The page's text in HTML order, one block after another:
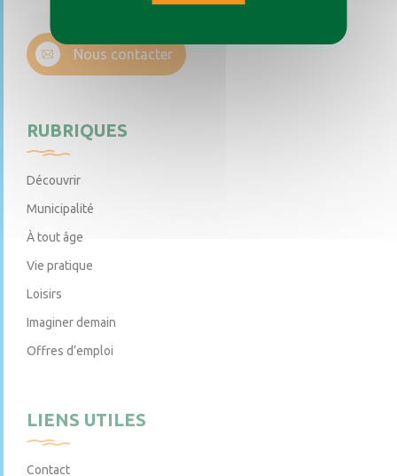
Nous contacter
RUBRIQUES
Découvrir
Municipalité
À tout âge
Vie pratique
Loisirs
Imaginer demain
Offres d’emploi
LIENS UTILES
Contact